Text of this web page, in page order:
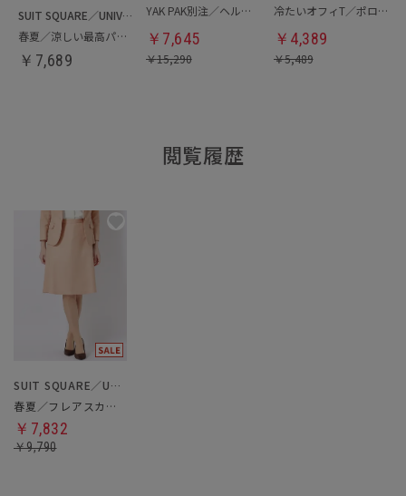
SUIT SQUARE／UNIVERSAL LANGUAGE
春夏／涼しい最高パンツ
￥ 7,689
YAK PAK別注／ヘルメットバッグ
￥ 7,645
￥15,290
冷たいオフィT／ポロシャツ
￥ 4,389
￥5,489
閲覧履歴
SUIT SQUARE／UNIVERSAL LANGUAGE／WHITE
春夏／フレアスカート
￥7,832
￥9,790